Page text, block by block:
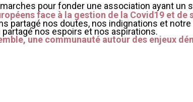
pour fonder une association ayant un
face à la gestion de la Covid19 et de
partagé nos doutes, nos indignations et notre
nos espoirs et nos aspirations.
une communauté autour des enjeux